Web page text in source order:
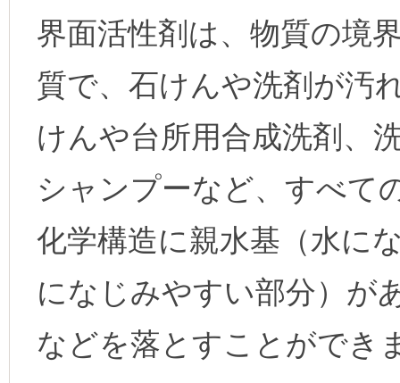
界面活性剤は、物質の境
質で、石けんや洗剤が汚
けんや台所用合成洗剤、
シャンプーなど、すべて
化学構造に親水基（水に
になじみやすい部分）が
などを落とすことができ